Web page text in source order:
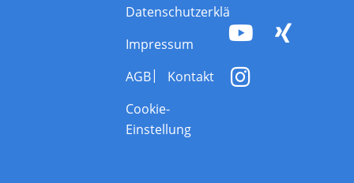
Datenschutzerklärung
Impressum
AGB
Kontakt
Cookie-
Einstellung